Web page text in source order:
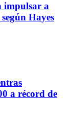
impulsar a
Hayes
a récord de